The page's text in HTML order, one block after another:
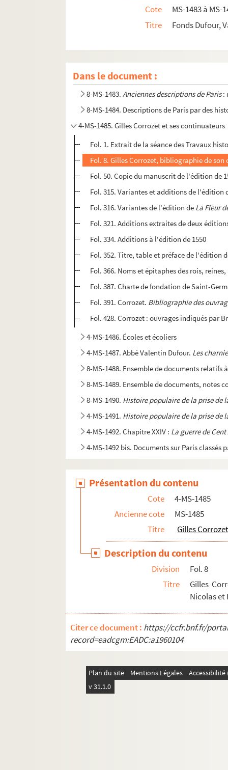
Cote
MS-1483 à MS-
Titre
Fonds Dufour,
Dans le document :
8-MS-1483.Anciennes descriptions de Paris:
8-MS-1484. Descriptions de Paris par des
4-MS-1485. Gilles Corrozet et ses continuateurs
Fol. 1. Extrait de la séance des Travaux
Fol. 8. Gilles Corrozet, bibliographie de
Fol. 50. Copie du manuscrit de l'édition de
Fol. 315. Variantes et additions de l'édition
Fol. 316. Variantes de l'édition de La Fleur
Fol. 321. Additions extraites de deux
Fol. 334. Additions à l'édition de 1550
Fol. 352. Titre, table et préface de l'édition
Fol. 366. Noms et épitaphes des rois,
Fol. 387. Charte de fondation de Saint-
Fol. 391. Corrozet. Bibliographie des
Fol. 428. Corrozet : ouvrages indiqués par
4-MS-1486. Écoles et écoliers
4-MS-1487. Abbé Valentin Dufour. Les
8-MS-1488. Ensemble de documents relatifs
8-MS-1489. Ensemble de documents, notes
8-MS-1490. Histoire populaire de la prise de
4-MS-1491. Histoire populaire de la prise de
4-MS-1492. Chapitre XXIV : La guerre de
4-MS-1492 bis. Documents sur Paris classés
Présentation du contenu
Cote
4-MS-1485
Ancienne cote
MS-1485
Titre
Gilles
Description du contenu
Division
Fol. 8
Titre
Gilles
Nicolas et
Citer ce document : https://ccfr.bnf.fr/
record=eadcgm:EADC:a1960104
Plan du site Mentions Légales
v 31.1.0